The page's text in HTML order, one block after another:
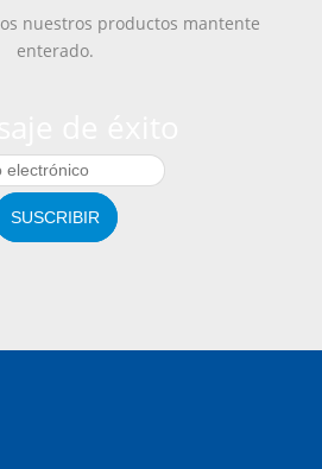
nuestros productos mantente
enterado.
SUSCRIBIR